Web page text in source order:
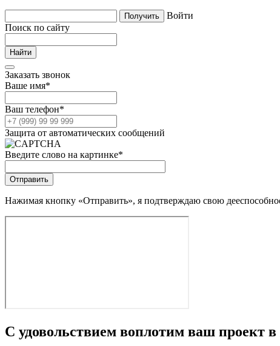
Войти
Поиск по сайту
Заказать звонок
Ваше имя*
Ваш телефон*
Защита от автоматических сообщений
Введите слово на картинке*
Нажимая кнопку «Отправить», я подтверждаю свою
С удовольствием воплотим ваш проект